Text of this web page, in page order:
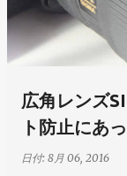
広角レンズ
ト防止にあ
日付: 8月 06, 2016